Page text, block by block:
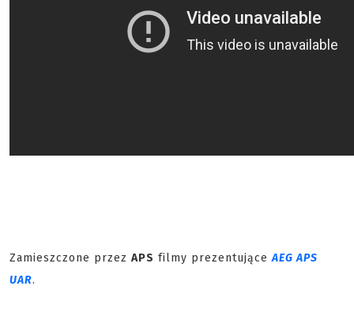
Zamieszczone przez APS filmy prezentująceAEG APS
UAR.